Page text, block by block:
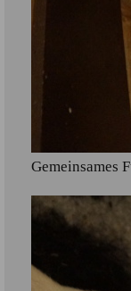
Gemeinsames